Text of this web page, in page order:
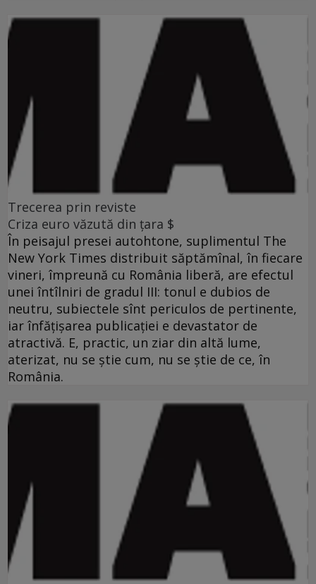
Trecerea prin reviste
Criza euro văzută din ţara $
În peisajul presei autohtone, suplimentul The
New York Times distribuit săptămînal, în fiecare
vineri, împreună cu România liberă, are efectul
unei întîlniri de gradul III: tonul e dubios de
neutru, subiectele sînt periculos de pertinente,
iar înfăţişarea publicaţiei e devastator de
atractivă. E, practic, un ziar din altă lume,
aterizat, nu se ştie cum, nu se ştie de ce, în
România.